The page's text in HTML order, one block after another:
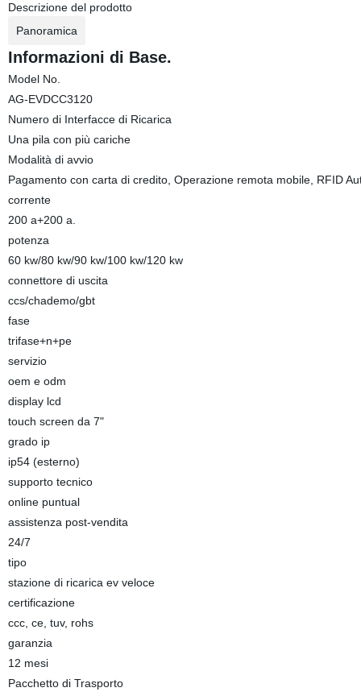
Descrizione del prodotto
Panoramica
Informazioni di Base.
Model No.
AG-EVDCC3120
Numero di Interfacce di Ricarica
Una pila con più cariche
Modalità di avvio
Pagamento con carta di credito, Operazione remota mobile, RFID
corrente
200 a+200 a.
potenza
60 kw/80 kw/90 kw/100 kw/120 kw
connettore di uscita
ccs/chademo/gbt
fase
trifase+n+pe
servizio
oem e odm
display lcd
touch screen da 7"
grado ip
ip54 (esterno)
supporto tecnico
online puntual
assistenza post-vendita
24/7
tipo
stazione di ricarica ev veloce
certificazione
ccc, ce, tuv, rohs
garanzia
12 mesi
Pacchetto di Trasporto